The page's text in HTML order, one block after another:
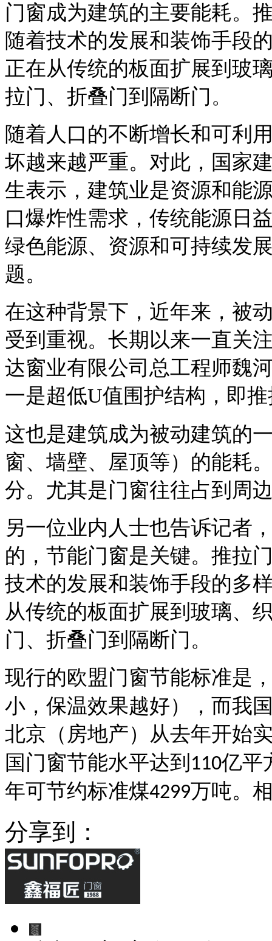
门窗成为建筑的主要能耗。
随着技术的发展和装饰手段
正在从传统的板面扩展到玻
拉门、折叠门到隔断门。
随着人口的不断增长和可利
坏越来越严重。对此，国家
生表示，建筑业是资源和能
口爆炸性需求，传统能源日
绿色能源、资源和可持续发
题。
在这种背景下，近年来，被
受到重视。长期以来一直关
达窗业有限公司总工程师魏
一是超低U值围护结构，即
这也是建筑成为被动建筑的
窗、墙壁、屋顶等）的能耗
分。尤其是门窗往往占到周
另一位业内人士也告诉记者
的，节能门窗是关键。推拉
技术的发展和装饰手段的多
从传统的板面扩展到玻璃、
门、折叠门到隔断门。
现行的欧盟门窗节能标准是
小，保温效果越好），而我
北京（房地产）从去年开始
国门窗节能水平达到 110亿平
年可节约标准煤4299万吨。
分享到：